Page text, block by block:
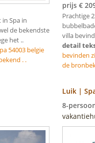
Spa in
de bekendste
het ..
54003 belgie
. .
prijs €
Prachtige
villa
detail
bevinden
de
Luik |
8-